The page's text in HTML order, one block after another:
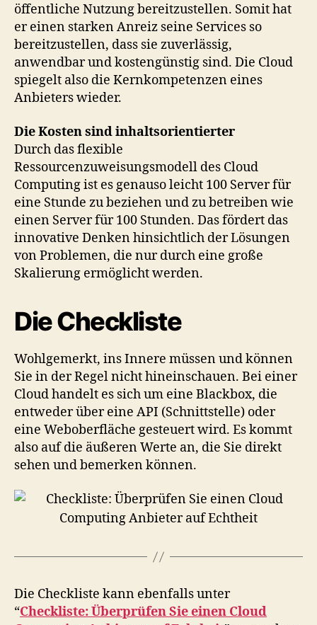
öffentliche Nutzung bereitzustellen. Somit hat
er einen starken Anreiz seine Services so
bereitzustellen, dass sie zuverlässig,
anwendbar und kostengünstig sind. Die Cloud
spiegelt also die Kernkompetenzen eines
Anbieters wieder.
Die Kosten sind inhaltsorientierter
Durch das flexible
Ressourcenzuweisungsmodell des Cloud
Computing ist es genauso leicht 100 Server für
eine Stunde zu beziehen und zu betreiben wie
einen Server für 100 Stunden. Das fördert das
innovative Denken hinsichtlich der Lösungen
von Problemen, die nur durch eine große
Skalierung ermöglicht werden.
Die Checkliste
Wohlgemerkt, ins Innere müssen und können
Sie in der Regel nicht hineinschauen. Bei einer
Cloud handelt es sich um eine Blackbox, die
entweder über eine API (Schnittstelle) oder
eine Weboberfläche gesteuert wird. Es kommt
also auf die äußeren Werte an, die Sie direkt
sehen und bemerken können.
Die Checkliste kann ebenfalls unter
“Checkliste: Überprüfen Sie einen Cloud